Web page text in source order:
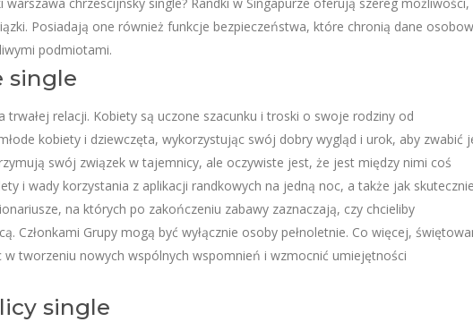
Posiadają one również funkcje bezpieczeństwa, które chronią dane
podmiotami.
single
relacji. Kobiety są uczone szacunku i troski o swoje rodziny od
kobiety i dziewczęta, wykorzystując swój dobry wygląd i urok, aby zwabić
swój związek w tajemnicy, ale oczywiste jest, że jest między nimi coś
i wady korzystania z aplikacji randkowych na jedną noc, a także jak
na których po zakończeniu zabawy zaznaczają, czy chcieliby
Członkami Grupy mogą być wyłącznie osoby pełnoletnie. Co więcej,
tworzeniu nowych wspólnych wspomnień i wzmocnić umiejętności
single